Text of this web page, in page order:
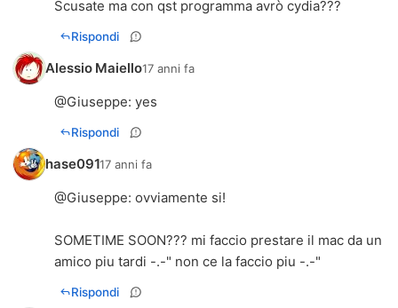
Scusate ma con qst programma avrò cydia???
Rispondi
Alessio Maiello17 anni fa
@Giuseppe: yes
Rispondi
hase09117 anni fa
@Giuseppe: ovviamente si!
SOMETIME SOON??? mi faccio prestare il mac da un
amico piu tardi -.-" non ce la faccio piu -.-"
Rispondi